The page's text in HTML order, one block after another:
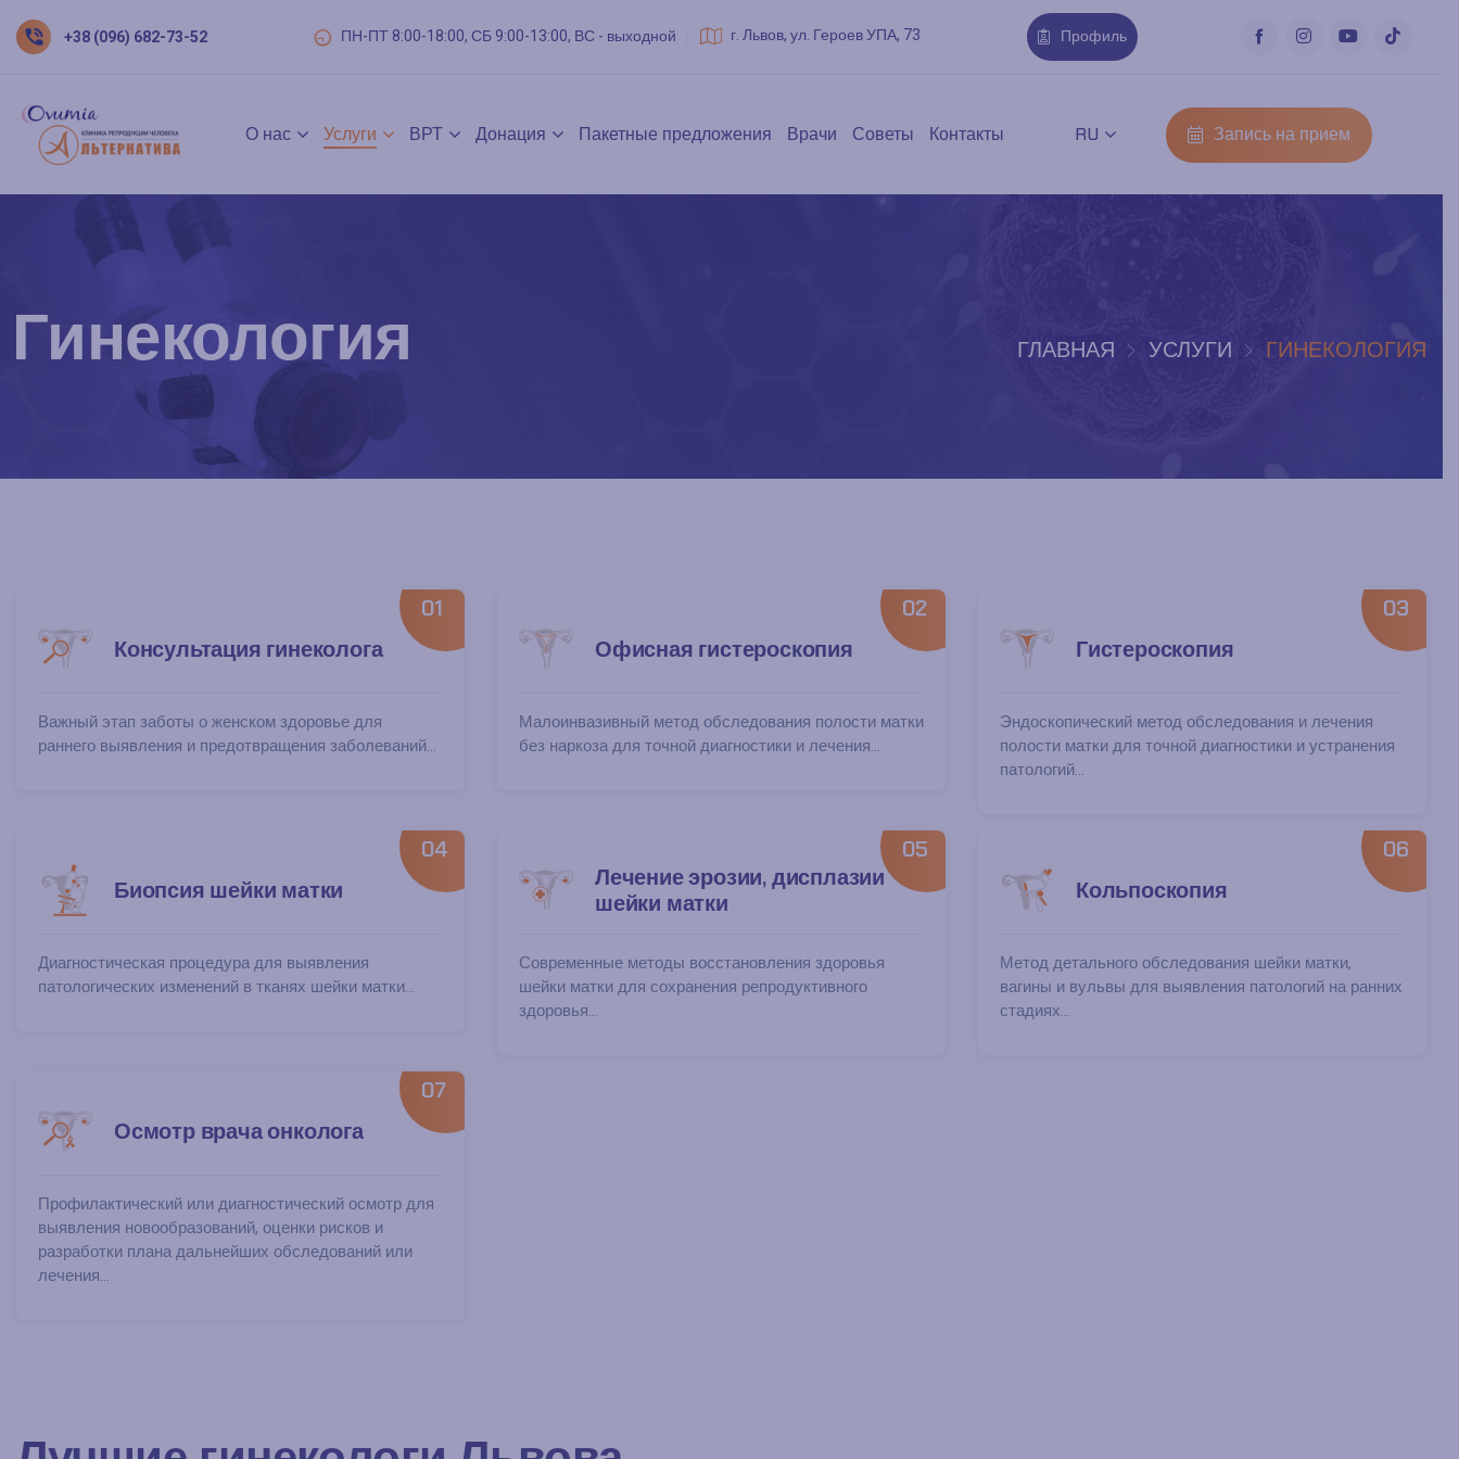
+38 (096) 682-73-52 ПН-ПТ 8:00-18:00, СБ 9:00-13:00, ВС - выходной г. Львов, ул. Героев УПА, 73 Профиль
О нас Услуги ВРТ Донация Пакетные предложения Врачи Советы Контакты RU Запись на прием
Гинекология ГЛАВНАЯ УСЛУГИ ГИНЕКОЛОГИЯ
01
Консультация гинеколога
Важный этап заботы о женском здоровье для
раннего выявления и предотвращения заболеваний...
02
Офисная гистероскопия
Малоинвазивный метод обследования полости матки
без наркоза для точной диагностики и лечения...
03
Гистероскопия
Эндоскопический метод обследования и лечения
полости матки для точной диагностики и устранения
патологий...
04
Биопсия шейки матки
Диагностическая процедура для выявления
патологических изменений в тканях шейки матки...
05
Лечение эрозии, дисплазии
шейки матки
Современные методы восстановления здоровья
шейки матки для сохранения репродуктивного
здоровья...
06
Кольпоскопия
Метод детального обследования шейки матки,
вагины и вульвы для выявления патологий на ранних
стадиях...
07
Осмотр врача онколога
Профилактический или диагностический осмотр для
выявления новообразований, оценки рисков и
разработки плана дальнейших обследований или
лечения...